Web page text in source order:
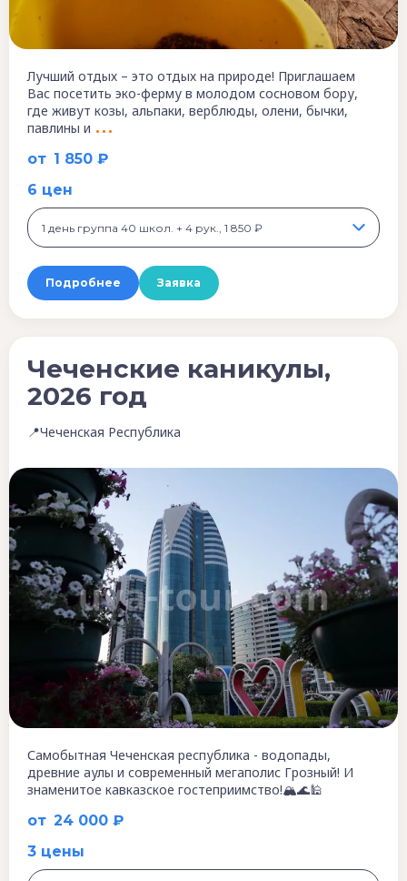
от 1 850 ₽
Лучший отдых – это отдых на природе! Приглашаем
Вас посетить эко-ферму в молодом сосновом бору,
где живут козы, альпаки, верблюды, олени, бычки,
павлины и
6 цен
1 день группа 40 школ. + 4 рук., 1 850 ₽
Подробнее Заявка
от 24 000 ₽
Чеченские каникулы,
2026 год
📍Чеченская Республика
Самобытная Чеченская республика - водопады,
древние аулы и современный мегаполис Грозный! И
знаменитое кавказское гостеприимство!🏔️🌊🕌
3 цены